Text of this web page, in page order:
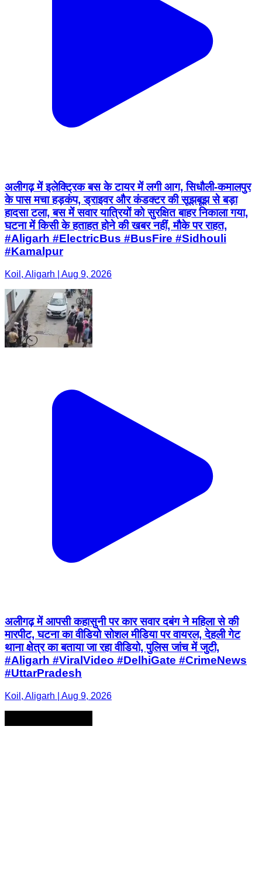
अलीगढ़ में इलेक्ट्रिक बस के टायर में लगी आग, सिधौली-कमालपुर
के पास मचा हड़कंप, ड्राइवर और कंडक्टर की सूझबूझ से बड़ा
हादसा टला, बस में सवार यात्रियों को सुरक्षित बाहर निकाला गया,
घटना में किसी के हताहत होने की खबर नहीं, मौके पर राहत,
#Aligarh #ElectricBus #BusFire #Sidhouli
#Kamalpur
Koil, Aligarh | Aug 9, 2026
अलीगढ़ में आपसी कहासुनी पर कार सवार दबंग ने महिला से की
मारपीट, घटना का वीडियो सोशल मीडिया पर वायरल, देहली गेट
थाना क्षेत्र का बताया जा रहा वीडियो, पुलिस जांच में जुटी,
#Aligarh #ViralVideo #DelhiGate #CrimeNews
#UttarPradesh
Koil, Aligarh | Aug 9, 2026